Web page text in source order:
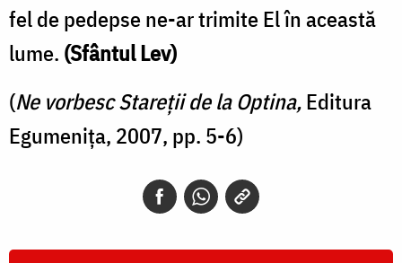
fel de pedepse ne-ar trimite El în această
lume. (Sfântul Lev)
(Ne vorbesc Stareţii de la Optina,Editura
Egumeniţa, 2007, pp. 5-6)